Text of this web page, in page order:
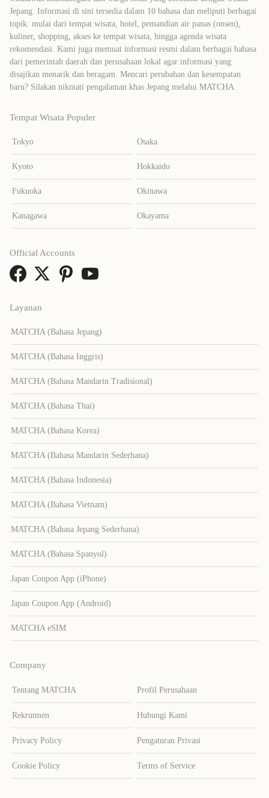
Jepang. Informasi di sini tersedia dalam 10 bahasa dan meliputi berbagai
topik: mulai dari tempat wisata, hotel, pemandian air panas (onsen),
kuliner, shopping, akses ke tempat wisata, hingga agenda wisata
rekomendasi. Kami juga memuat informasi resmi dalam berbagai bahasa
dari pemerintah daerah dan perusahaan lokal agar informasi yang
disajikan menarik dan beragam. Mencari perubahan dan kesempatan
baru? Silakan nikmati pengalaman khas Jepang melalui MATCHA.
Tempat Wisata Populer
Tokyo Osaka
Kyoto Hokkaido
Fukuoka Okinawa
Kanagawa Okayama
Layanan
MATCHA (Bahasa Jepang)
MATCHA (Bahasa Inggris)
MATCHA (Bahasa Mandarin Tradisional)
MATCHA (Bahasa Thai)
MATCHA (Bahasa Korea)
MATCHA (Bahasa Mandarin Sederhana)
MATCHA (Bahasa Indonesia)
MATCHA (Bahasa Vietnam)
MATCHA (Bahasa Jepang Sederhana)
MATCHA (Bahasa Spanyol)
Japan Coupon App (iPhone)
Japan Coupon App (Android)
MATCHA eSIM
Company
Tentang MATCHA Profil Perusahaan
Rekrutmen Hubungi Kami
Privacy Policy Pengaturan Privasi
Cookie Policy Terms of Service
Official Accounts